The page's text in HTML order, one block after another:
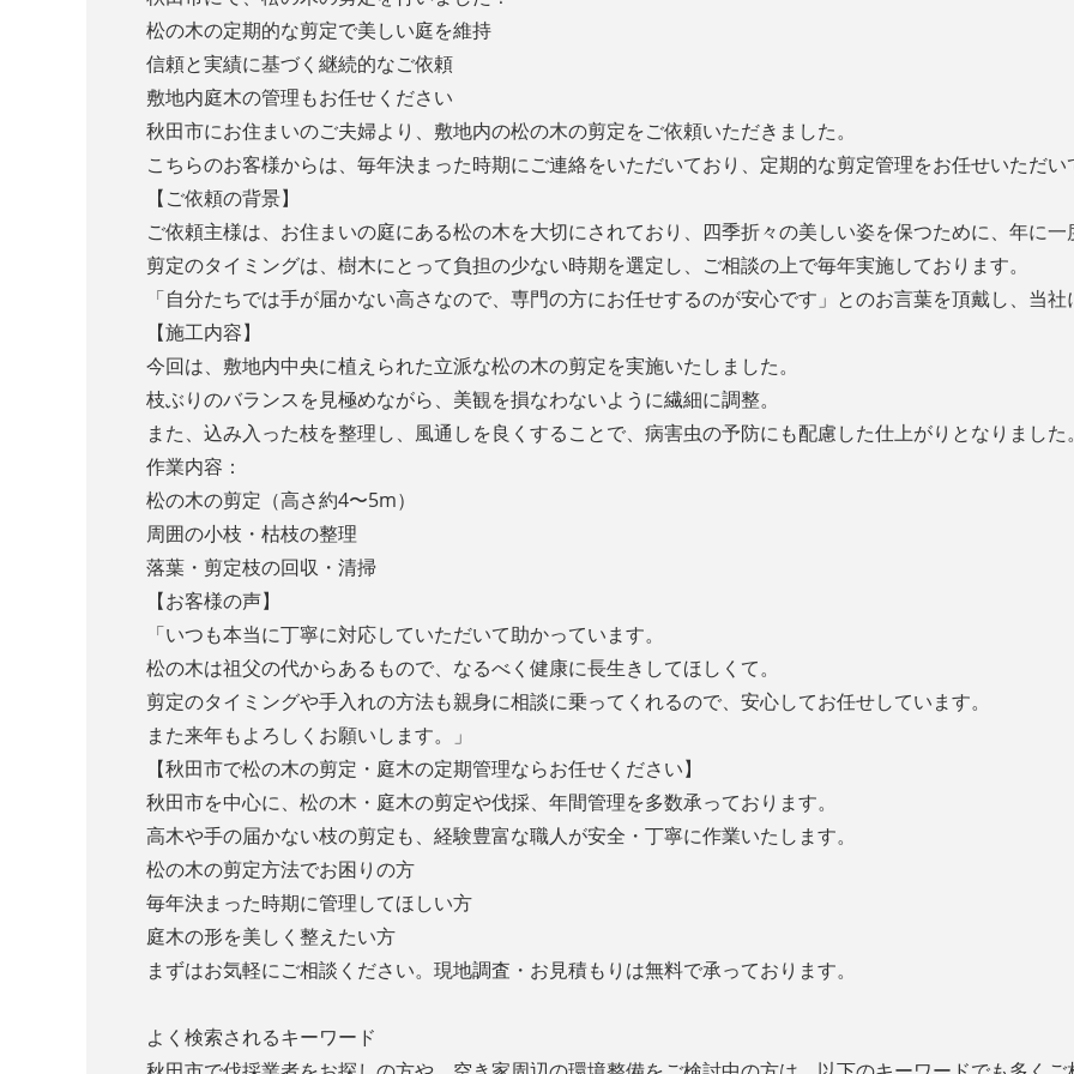
松の木の定期的な剪定で美しい庭を維持
信頼と実績に基づく継続的なご依頼
敷地内庭木の管理もお任せください
秋田市にお住まいのご夫婦より、敷地内の松の木の剪定をご依頼いただきました。
こちらのお客様からは、毎年決まった時期にご連絡をいただいており、定期的な剪定管理をお任せいただい
【ご依頼の背景】
ご依頼主様は、お住まいの庭にある松の木を大切にされており、四季折々の美しい姿を保つために、年に一
剪定のタイミングは、樹木にとって負担の少ない時期を選定し、ご相談の上で毎年実施しております。
「自分たちでは手が届かない高さなので、専門の方にお任せするのが安心です」とのお言葉を頂戴し、当社
【施工内容】
今回は、敷地内中央に植えられた立派な松の木の剪定を実施いたしました。
枝ぶりのバランスを見極めながら、美観を損なわないように繊細に調整。
また、込み入った枝を整理し、風通しを良くすることで、病害虫の予防にも配慮した仕上がりとなりました。
作業内容：
松の木の剪定（高さ約4〜5m）
周囲の小枝・枯枝の整理
落葉・剪定枝の回収・清掃
【お客様の声】
「いつも本当に丁寧に対応していただいて助かっています。
松の木は祖父の代からあるもので、なるべく健康に長生きしてほしくて。
剪定のタイミングや手入れの方法も親身に相談に乗ってくれるので、安心してお任せしています。
また来年もよろしくお願いします。」
【秋田市で松の木の剪定・庭木の定期管理ならお任せください】
秋田市を中心に、松の木・庭木の剪定や伐採、年間管理を多数承っております。
高木や手の届かない枝の剪定も、経験豊富な職人が安全・丁寧に作業いたします。
松の木の剪定方法でお困りの方
毎年決まった時期に管理してほしい方
庭木の形を美しく整えたい方
まずはお気軽にご相談ください。現地調査・お見積もりは無料で承っております。
よく検索されるキーワード